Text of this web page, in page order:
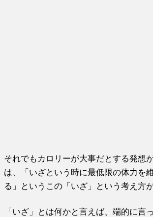
それでもカロリーが大事だとする発想
は、「いざという時に最低限の体力を
る」というこの「いざ」という考え方が
「いざ」とは何かと言えば、端的に言